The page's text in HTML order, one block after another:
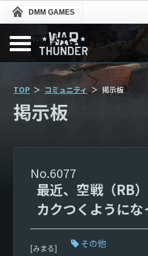
DMM GAMES
TOP コミュニティ 掲示板
掲示板
6077
最近、空戦（RB
カクつくようにな
[みまる]
その他